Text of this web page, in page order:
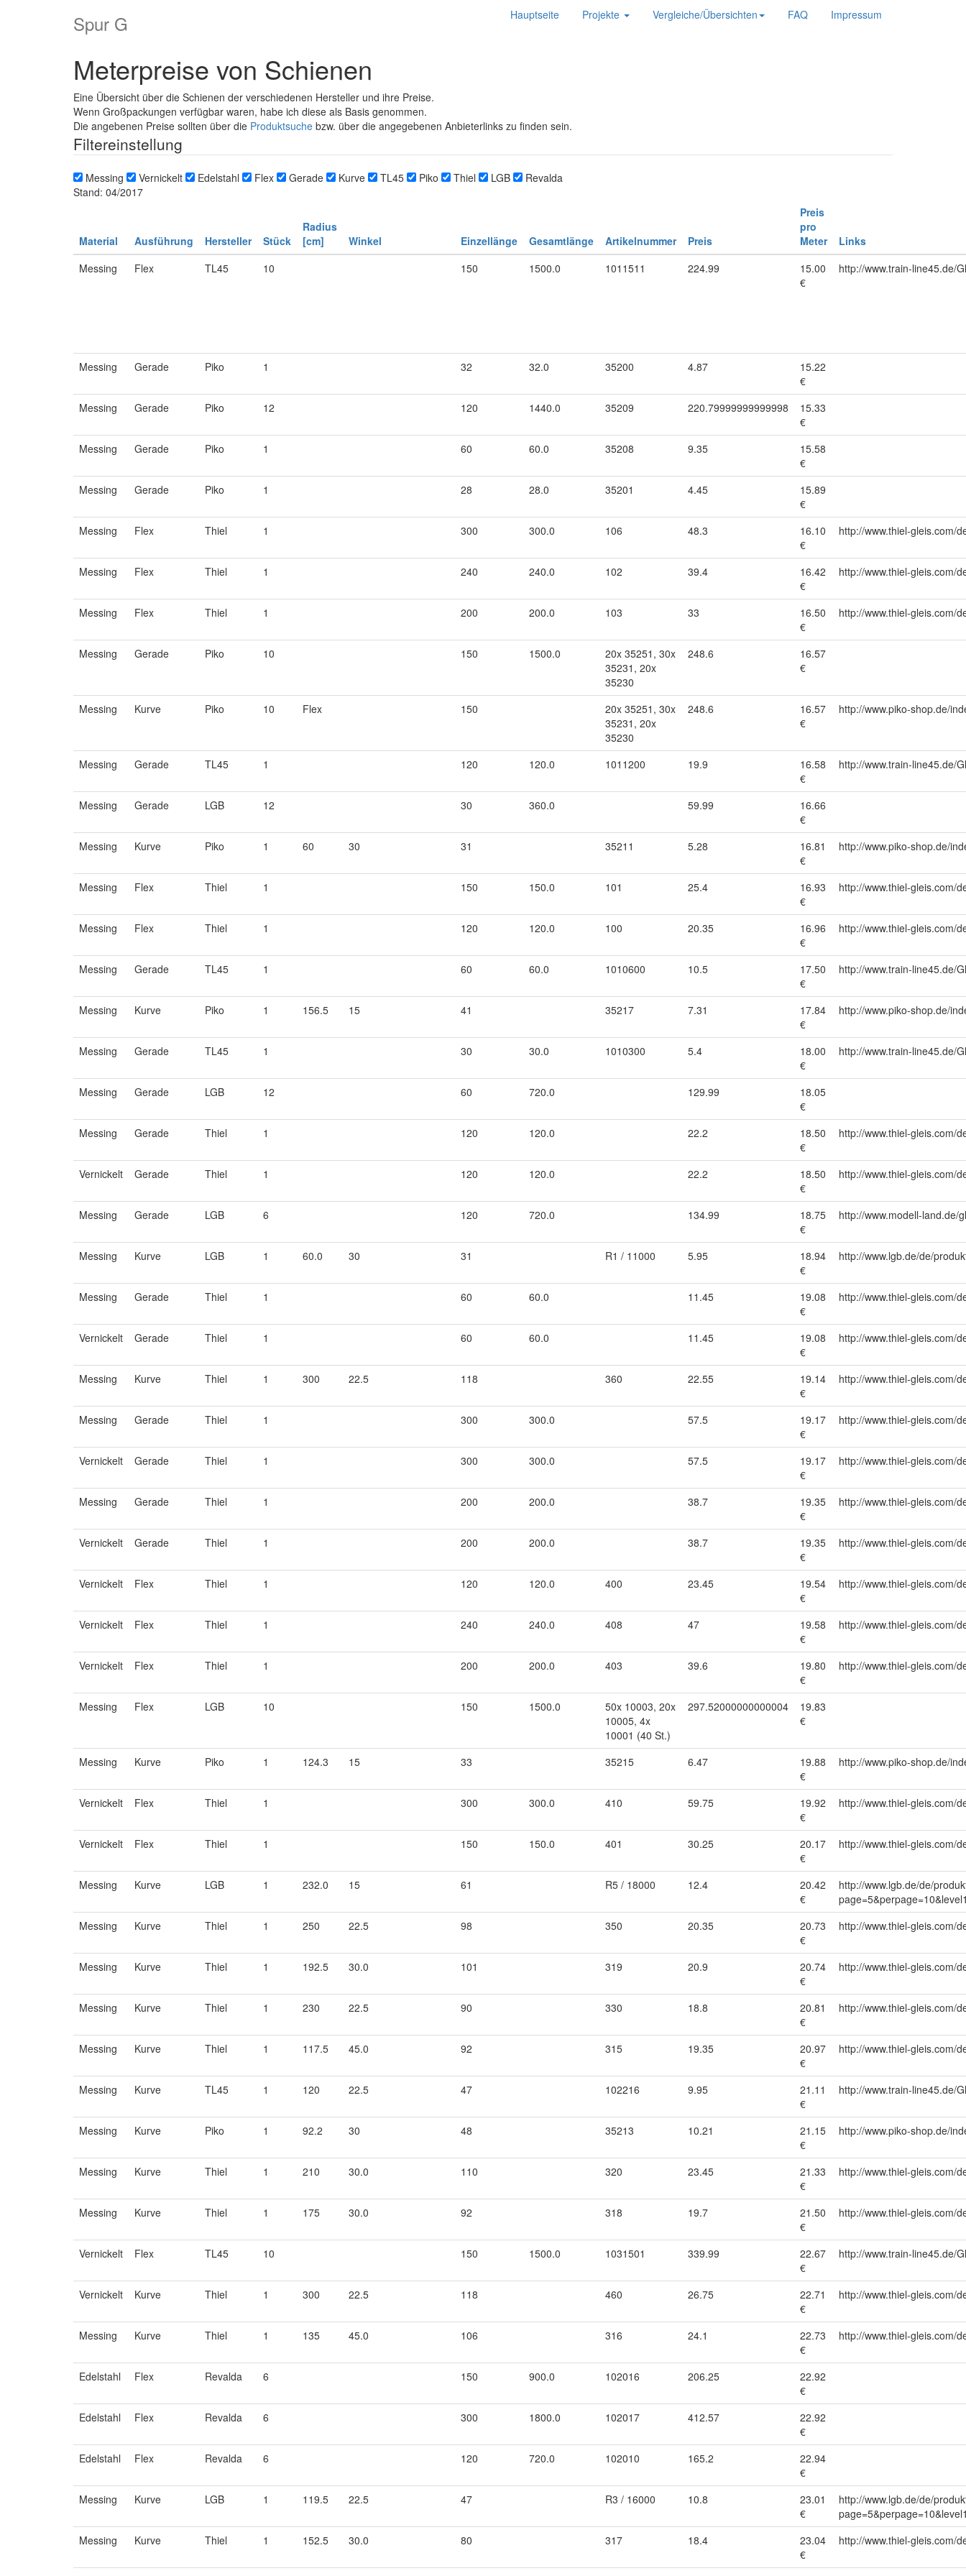
Hauptseite Projekte Vergleiche/Übersichten FAQ Impressum
Spur G
Meterpreise von Schienen
Eine Übersicht über die Schienen der verschiedenen Hersteller und ihre Preise.
Wenn Großpackungen verfügbar waren, habe ich diese als Basis genommen.
Die angebenen Preise sollten über die Produktsuche bzw. über die angegebenen Anbieterlinks zu finden sein.
Filtereinstellung
Messing Vernickelt Edelstahl Flex Gerade Kurve TL45 Piko Thiel LGB
Revalda
Stand: 04/2017
Material Ausführung Hersteller Stück
Radius
[cm]
Winkel Einzellänge Gesamtlänge Artikelnummer Preis
Preis
pro
Meter
Links
Messing
Flex TL45 10 150 1500.0 1011511 224.99
15.00
€
http://www.train-line45.de/
Messing Gerade Piko 1 32 32.0 35200 4.87
15.22
€
Messing
Gerade Piko 12 120 1440.0 35209 220.79999999999998
15.33
€
Messing
Gerade Piko 1 60 60.0 35208 9.35
15.58
€
Messing
Gerade Piko 1 28 28.0 35201 4.45
15.89
€
Messing
Flex Thiel 1 300 300.0 106 48.3
16.10
€
http://www.thiel-gleis.com/
Messing Flex Thiel 1 240 240.0 102 39.4
16.42
€
http://www.thiel-gleis.com/
Messing Flex Thiel 1 200 200.0 103 33
16.50
€
http://www.thiel-gleis.com/
Messing Gerade Piko 10 150 1500.0
20x 35251, 30x
35231, 20x
35230
248.6
16.57
€
Messing Kurve Piko 10 Flex 150
20x 35251, 30x
35231, 20x
35230
248.6
16.57
€
http://www.piko-shop.de/
Messing Gerade TL45 1 120 120.0 1011200 19.9
16.58
€
http://www.train-line45.de/
Messing Gerade LGB 12 30 360.0 59.99
16.66
€
Messing
Kurve Piko 1 60 30 31 35211 5.28
16.81
€
http://www.piko-shop.de/
Messing Flex Thiel 1 150 150.0 101 25.4
16.93
€
http://www.thiel-gleis.com/
Messing Flex Thiel 1 120 120.0 100 20.35
16.96
€
http://www.thiel-gleis.com/
Messing Gerade TL45 1 60 60.0 1010600 10.5
17.50
€
http://www.train-line45.de/
Messing Kurve Piko 1 156.5 15 41 35217 7.31
17.84
€
http://www.piko-shop.de/
Messing Gerade TL45 1 30 30.0 1010300 5.4
18.00
€
http://www.train-line45.de/
Messing Gerade LGB 12 60 720.0 129.99
18.05
€
Messing
Gerade Thiel 1 120 120.0 22.2
18.50
€
http://www.thiel-gleis.com/
Vernickelt Gerade Thiel 1 120 120.0 22.2
18.50
€
http://www.thiel-gleis.com/
Messing Gerade LGB 6 120 720.0 134.99
18.75
€
http://www.modell-land.de/
Messing Kurve LGB 1 60.0 30 31 R1 / 11000 5.95
18.94
€
http://www.lgb.de/de/
Messing Gerade Thiel 1 60 60.0 11.45
19.08
€
http://www.thiel-gleis.com/
Vernickelt Gerade Thiel 1 60 60.0 11.45
19.08
€
http://www.thiel-gleis.com/
Messing Kurve Thiel 1 300 22.5 118 360 22.55
19.14
€
http://www.thiel-gleis.com/
Messing Gerade Thiel 1 300 300.0 57.5
19.17
€
http://www.thiel-gleis.com/
Vernickelt Gerade Thiel 1 300 300.0 57.5
19.17
€
http://www.thiel-gleis.com/
Messing Gerade Thiel 1 200 200.0 38.7
19.35
€
http://www.thiel-gleis.com/
Vernickelt Gerade Thiel 1 200 200.0 38.7
19.35
€
http://www.thiel-gleis.com/
Vernickelt Flex Thiel 1 120 120.0 400 23.45
19.54
€
http://www.thiel-gleis.com/
Vernickelt Flex Thiel 1 240 240.0 408 47
19.58
€
http://www.thiel-gleis.com/
Vernickelt Flex Thiel 1 200 200.0 403 39.6
19.80
€
http://www.thiel-gleis.com/
Messing Flex LGB 10 150 1500.0
50x 10003, 20x
10005, 4x
10001 (40 St.)
297.52000000000004
19.83
€
Messing Kurve Piko 1 124.3 15 33 35215 6.47
19.88
€
http://www.piko-shop.de/
Vernickelt Flex Thiel 1 300 300.0 410 59.75
19.92
€
http://www.thiel-gleis.com/
Vernickelt Flex Thiel 1 150 150.0 401 30.25
20.17
€
http://www.thiel-gleis.com/
Messing Kurve LGB 1 232.0 15 61 R5 / 18000 12.4
20.42
€
http://www.lgb.de/de/
Messing
Kurve Thiel 1 250 22.5 98 350 20.35
20.73
€
http://www.thiel-gleis.com/
Messing Kurve Thiel 1 192.5 30.0 101 319 20.9
20.74
€
http://www.thiel-gleis.com/
Messing Kurve Thiel 1 230 22.5 90 330 18.8
20.81
€
http://www.thiel-gleis.com/
Messing Kurve Thiel 1 117.5 45.0 92 315 19.35
20.97
€
http://www.thiel-gleis.com/
Messing Kurve TL45 1 120 22.5 47 102216 9.95
21.11
€
http://www.train-line45.de/
Messing Kurve Piko 1 92.2 30 48 35213 10.21
21.15
€
http://www.piko-shop.de/
Messing Kurve Thiel 1 210 30.0 110 320 23.45
21.33
€
http://www.thiel-gleis.com/
Messing Kurve Thiel 1 175 30.0 92 318 19.7
21.50
€
http://www.thiel-gleis.com/
Vernickelt Flex TL45 10 150 1500.0 1031501 339.99
22.67
€
http://www.train-line45.de/
Vernickelt Kurve Thiel 1 300 22.5 118 460 26.75
22.71
€
http://www.thiel-gleis.com/
Messing Kurve Thiel 1 135 45.0 106 316 24.1
22.73
€
http://www.thiel-gleis.com/
Edelstahl Flex Revalda 6 150 900.0 102016 206.25
22.92
€
Edelstahl
Flex Revalda 6 300 1800.0 102017 412.57
22.92
€
Edelstahl
Flex Revalda 6 120 720.0 102010 165.2
22.94
€
Messing
Kurve LGB 1 119.5 22.5 47 R3 / 16000 10.8
23.01
€
http://www.lgb.de/de/
Messing
Kurve Thiel 1 152.5 30.0 80 317 18.4
23.04
€
http://www.thiel-gleis.com/